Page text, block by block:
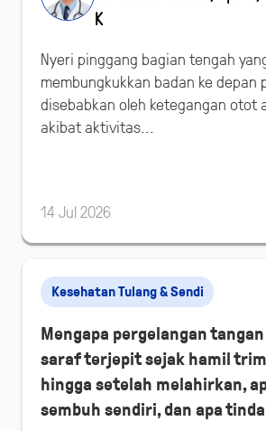
K
Nyeri pinggang bagian tengah
membungkukkan badan ke depan
disebabkan oleh ketegangan otot
akibat aktivitas...
14 Jul 2026
Kesehatan Tulang & Sendi
Mengapa pergelangan
saraf terjepit sejak hamil
hingga setelah melahirkan,
sembuh sendiri, dan apa